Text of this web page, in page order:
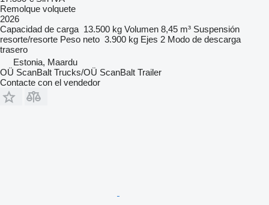
Remolque volquete
2026
Capacidad de carga 13.500 kg Volumen 8,45 m³ Suspensión
resorte/resorte Peso neto 3.900 kg Ejes 2 Modo de descarga
trasero
Estonia, Maardu
OÜ ScanBalt Trucks/OÜ ScanBalt Trailer
Contacte con el vendedor